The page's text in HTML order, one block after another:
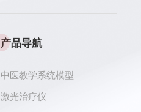
产品导航
中医教学系统模型
激光治疗仪